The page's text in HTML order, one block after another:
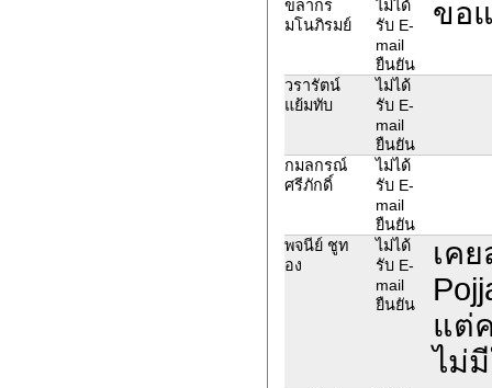
ขลากร
มโนภิรมย์
ไม่ได้
รับ E-
mail
ยืนยัน
ขอ
วรารัตน์
แย้มทับ
ไม่ได้
รับ E-
mail
ยืนยัน
กมลกรณ์
ศรีภักดิ์
ไม่ได้
รับ E-
mail
ยืนยัน
พจนีย์​ ชูท
อง
ไม่ได้
รับ E-
mail
ยืนยัน
เค
แต่
ไม่